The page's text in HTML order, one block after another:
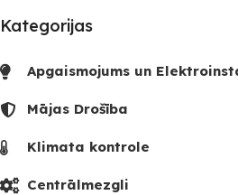
UZREIZ PIEEJAMAIS
Kategorijas
Apgaismojums un
Mājas Drošība
Klimata kontrole
Centrālmezgli